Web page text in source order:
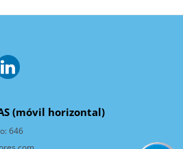
(móvil horizontal)
646